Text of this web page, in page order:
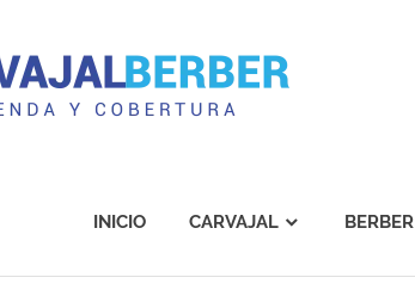
INICIO CARVAJAL BERBER